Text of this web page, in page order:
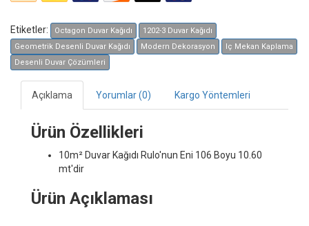
Etiketler: Octagon Duvar Kağıdı
1202-3 Duvar Kağıdı
Geometrik Desenli Duvar Kağıdı
Modern Dekorasyon
Iç Mekan Kaplama
Desenli Duvar Çözümleri
Açıklama Yorumlar (0) Kargo Yöntemleri
Ürün Özellikleri
10m² Duvar Kağıdı Rulo'nun Eni 106 Boyu 10.60
mt'dir
Ürün Açıklaması